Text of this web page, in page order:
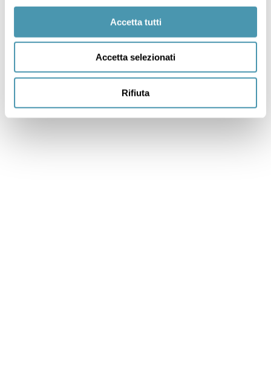
Accetta tutti
Accetta selezionati
Rifiuta